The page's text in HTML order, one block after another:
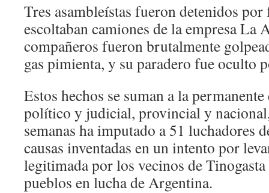
Tres asambleístas fueron detenidos por
escoltaban camiones de la empresa La
compañeros fueron brutalmente
gas pimienta, y su paradero fue oculto
Estos hechos se suman a la
político y judicial, provincial y
semanas ha imputado a 51 luchadores
causas inventadas en un intento por
legitimada por los vecinos de
pueblos en lucha de Argentina.